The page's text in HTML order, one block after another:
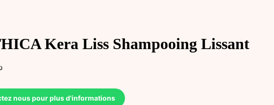
Kera Liss Shampooing Lissant
nous pour plus d'informations